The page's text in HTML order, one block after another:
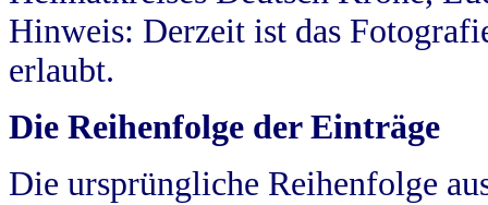
Hinweis: Derzeit ist das
erlaubt.
Die Reihenfolge der Einträge
Die ursprüngliche Reihenfolge